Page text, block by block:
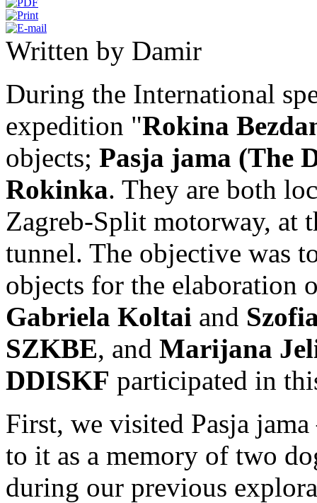
Written by Damir
During the International
expedition "Rokina
objects; Pasja jama (The
Rokinka. They are both
Zagreb-Split motorway, at
tunnel. The objective was
objects for the elaboration
Gabriela Koltai and
SZKBE, and Marijana
DDISKF participated in
First, we visited Pasja
to it as a memory of two
during our previous